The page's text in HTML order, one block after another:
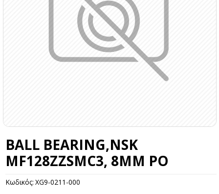
BALL BEARING,NSK
MF128ZZSMC3, 8MM PO
Κωδικός: XG9-0211-000